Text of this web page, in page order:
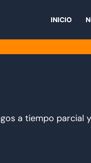
INICIO
a tiempo parcial